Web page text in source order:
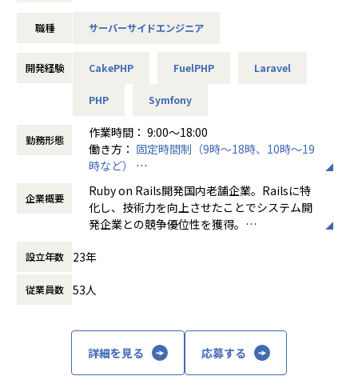
Eコマースの開発
不動産テックの自社開発企業にて
物件管理をITで効率化する
TypeScript、Vue.js、PHP（Laravel）
マッチングプラットフォームの
Ruby on Rails・Vue.js・TypeScript
【業務の変更の範囲】
当社の指定する業務
に向けた開発・運用実績多数あり。Rails開発に特化している
を受注することが出来ています。
建築業向けシステム
営業支援システム
携帯動画配信・共有サイトなど
他業界にまたがる開発実績あり！
【ラグザイアとは…】
当社はRails開発に特化しており、日本国内でも数えるほどし
かなく、安定して開発案件を受注することができます。ま
た、高い技術スキルを買われ、2019年にビーインググループ
に仲間入りを果たしました。
今後は、Rails特化の受託開発事業/親会社製品の開発の2つの
「様々な技術に携わりたい」という方には非常に面白味を感
じられる環境です。
職種 サーバーサイドエンジニア
開発経験 CakePHP FuelPHP Laravel
PHP Symfony
勤務形態
作業時間： 9:00〜18:00
働き方： 固定時間制（9時～18時、10時～19
時など）
時間外労働の有無： 有（月平均0時間～15時
間）
休憩時間： 60分
企業概要
Ruby on Rails開発国内老舗企業。Railsに特
化し、技術力を向上させたことでシステム開
発企業との競争優位性を獲得。
まずは町田・相模原地域でのRails開発会社N
着手、
当社はRails開発に特化しており、日本国内で
も数えるほどしかなく、安定して開発案件を
設立年数 23年
従業員数 53人
詳細を見る 応募する